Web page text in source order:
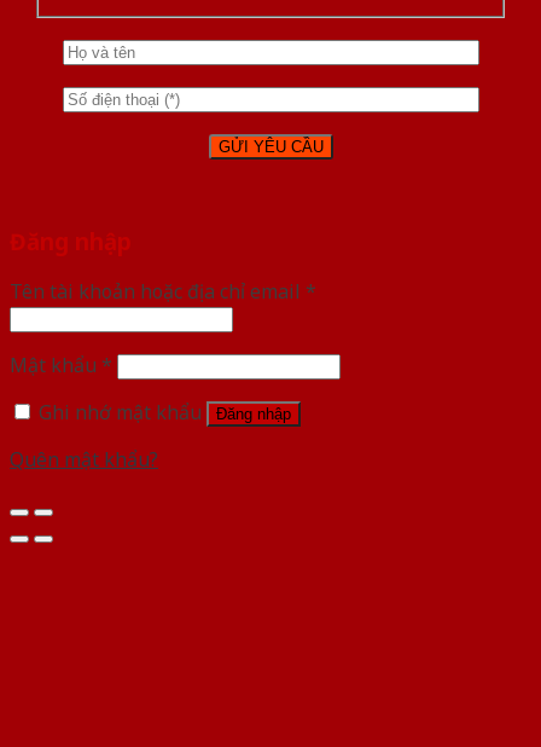
Đăng nhập
Tên tài khoản hoặc địa chỉ email *
Mật khẩu *
Ghi nhớ mật khẩu
Đăng nhập
Quên mật khẩu?